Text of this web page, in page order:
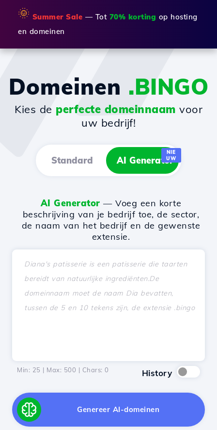
🌞 Summer Sale — Tot 70% korting op hosting
en domeinen
Domeinen .BINGO
Kies de perfecte domeinnaam voor
uw bedrijf!
Standard AI Generator
NIE
UW
AI Generator — Voeg een korte
beschrijving van je bedrijf toe, de sector,
de naam van het bedrijf en de gewenste
extensie.
Min: 25 | Max: 500 | Chars: 0 History
Genereer AI-domeinen